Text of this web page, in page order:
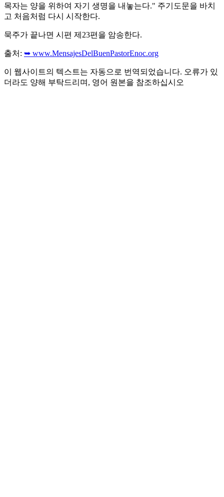
목자는 양을 위하여 자기 생명을 내놓는다." 주기도문을 바치
고 처음처럼 다시 시작한다.
묵주가 끝나면 시편 제23편을 암송한다.
출처: ➥ www.MensajesDelBuenPastorEnoc.org
이 웹사이트의 텍스트는 자동으로 번역되었습니다. 오류가 있
더라도 양해 부탁드리며, 영어 원본을 참조하십시오